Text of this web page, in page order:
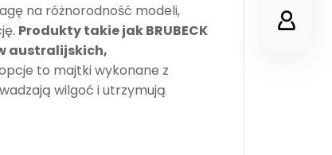
na różnorodność modeli,
Produkty takie jak BRUBECK
australijskich,
to majtki wykonane z
wilgoć i utrzymują